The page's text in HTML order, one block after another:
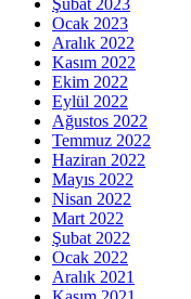
Şubat 2023
Ocak 2023
Aralık 2022
Kasım 2022
Ekim 2022
Eylül 2022
Ağustos 2022
Temmuz 2022
Haziran 2022
Mayıs 2022
Nisan 2022
Mart 2022
Şubat 2022
Ocak 2022
Aralık 2021